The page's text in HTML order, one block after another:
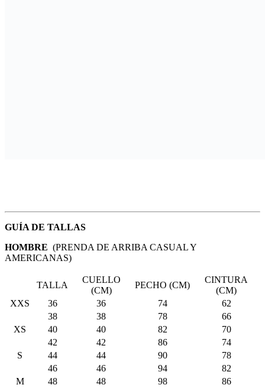
GUÍA DE TALLAS
HOMBRE (PRENDA DE ARRIBA CASUAL Y
AMERICANAS)
TALLA
CUELLO
(CM)
PECHO (CM)
CINTURA
(CM)
XXS
36 36 74
62
38
38 78
66
XS
40 40 82
70
42
42 86
74
S
44 44 90
78
46
46 94
82
M
48 48 98
86